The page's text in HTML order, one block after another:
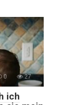
0 27
ich